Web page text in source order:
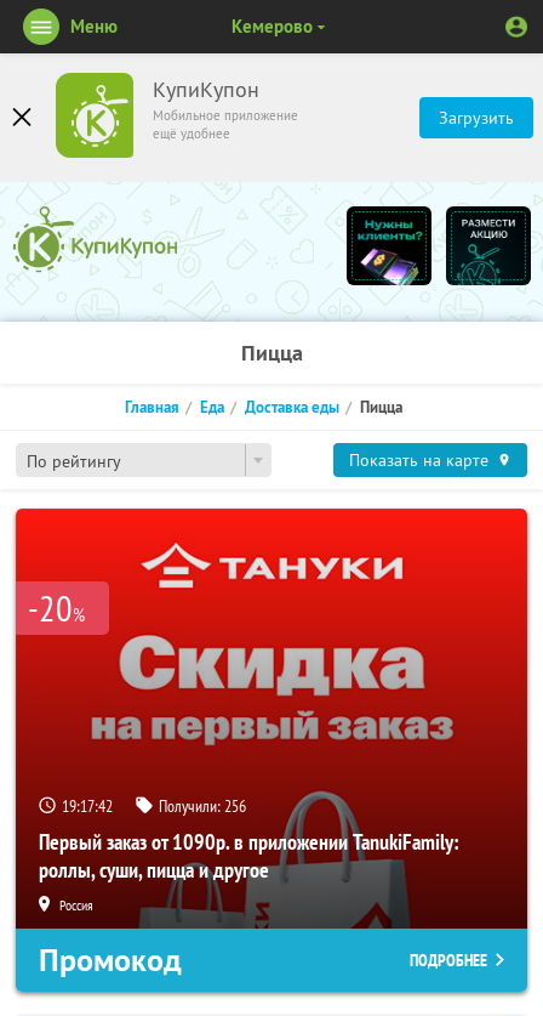
КупиКупон
Мобильное приложение
ещё удобнее
Загрузить
Меню Кемерово
Пицца
По рейтингу
Главная Еда Доставка еды Пицца
Показать на карте
-20%
19:17:42 Получили:256
Первый заказ от 1090р. в приложении TanukiFamily:
роллы, суши, пицца и другое
Россия
Промокод ПОДРОБНЕЕ